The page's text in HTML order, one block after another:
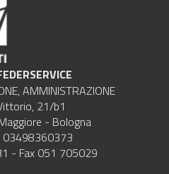
AMMINISTRAZIONE
21/b1
- Bologna
03498360373
- Fax 051 705029